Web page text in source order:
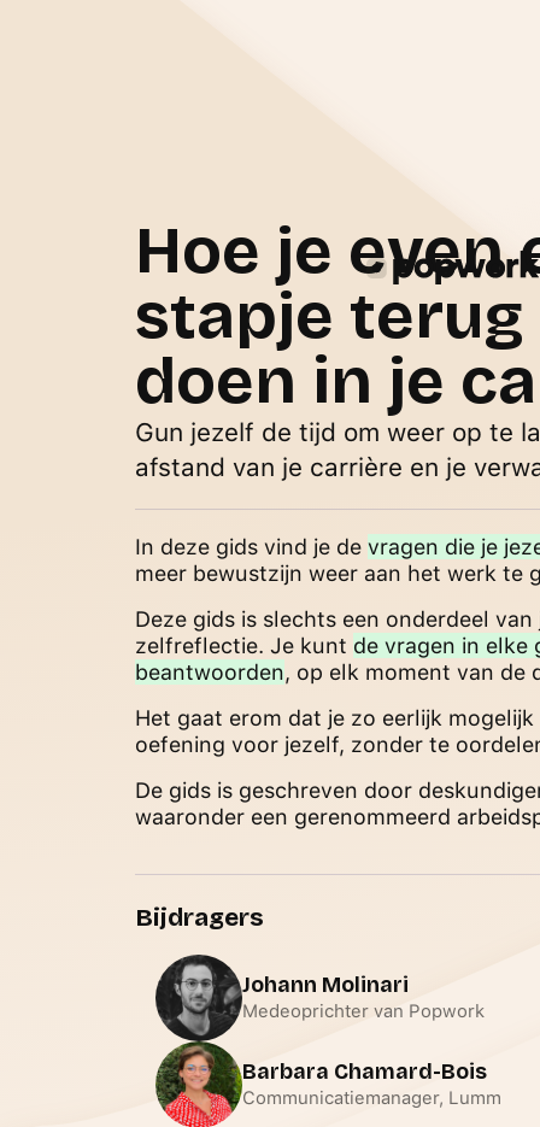
Hoe je even
stapje
doen in je
Gun jezelf de tijd om weer op te
afstand van je carrière en je
In deze gids vind je de vragen die je
meer bewustzijn weer aan het werk te
Deze gids is slechts een onderdeel van
zelfreflectie. Je kunt de vragen in elke
beantwoorden, op elk moment van de
Het gaat erom dat je zo eerlijk
oefening voor jezelf, zonder te
De gids is geschreven door
waaronder een gerenommeerd
Bijdragers
Johann Molinari
Medeoprichter van Popwork
Barbara Chamard-Bois
Communicatiemanager, Lumm